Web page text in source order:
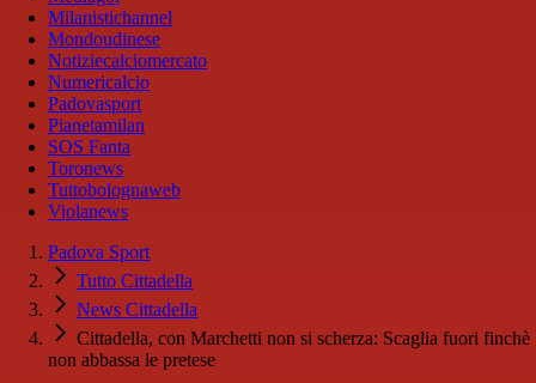
Milanistichannel
Mondoudinese
Notiziecalciomercato
Numericalcio
Padovasport
Pianetamilan
SOS Fanta
Toronews
Tuttobolognaweb
Violanews
Padova Sport
Tutto Cittadella
News Cittadella
Cittadella, con Marchetti non si scherza: Scaglia fuori finchè
non abbassa le pretese